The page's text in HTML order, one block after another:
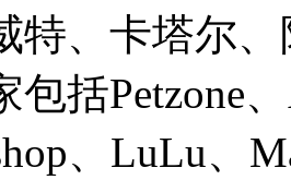
特、卡塔尔
包括Petzone
、LuLu、